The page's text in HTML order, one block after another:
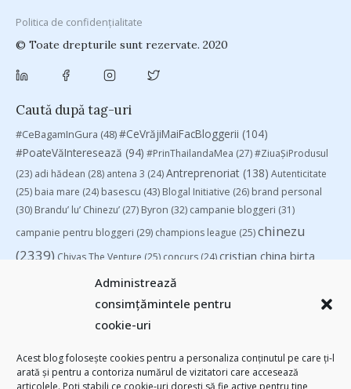
Administrează
consimțămintele pentru
cookie-uri
Acest blog folosește cookies pentru a personaliza conținutul pe care ți-l
arată și pentru a contoriza numărul de vizitatori care accesează
articolele. Poți stabili ce cookie-uri dorești să fie active pentru tine
Politica de confidențialitate
© Toate drepturile sunt rezervate. 2020
Caută după tag-uri
#CeBagamInGura (48)#CeVrăjiMaiFacBloggerii (104)
#PoateVăInteresează (94) #PrinThailandaMea (27)#ZiuaȘiProdusul
(23) adi hădean (28) antena 3 (24)Antreprenoriat (138) Autenticitate
(25) baia mare (24) basescu (43) Blogal Initiative (26) brand personal
(30) Brandu’ lu’ Chinezu’ (27) Byron (32) campanie bloggeri (31)
campanie pentru bloggeri (29) champions league (25)chinezu
(2339) Chivas The Venture (25)concurs(24)cristian china birta
Despre cartile pe care le-am citit
federatia romana de rugby(22) filosofice (132)
leapsa
(41)romania(45)rugby(29)Samsung (48)sportlocal.ro(39) Studii
(112) TIFF(30) top 10(36)Trompeta lui Eustachio(28) utile(139)